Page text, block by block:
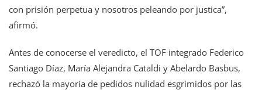
con prisión perpetua y nosotros peleando por justica”,
afirmó.
Antes de conocerse el veredicto, el TOF integrado Federico
Santiago Díaz, María Alejandra Cataldi y Abelardo Basbus,
rechazó la mayoría de pedidos nulidad esgrimidos por las